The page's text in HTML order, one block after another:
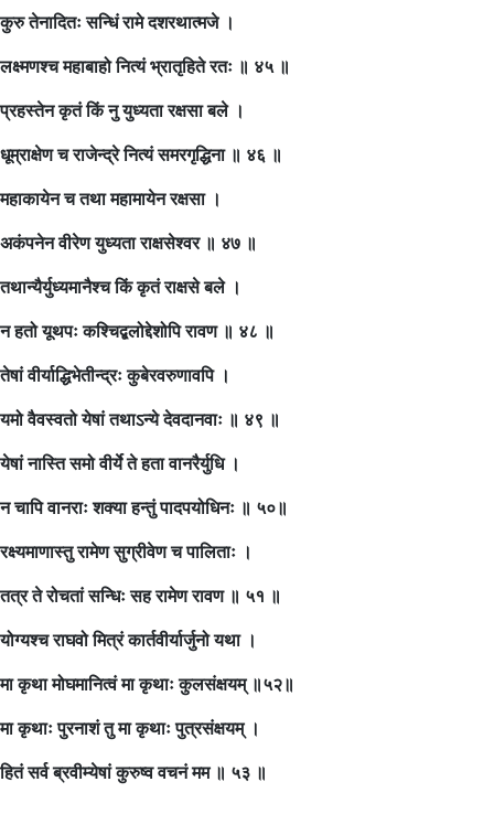
कुरु तेनादितः सन्धिं रामे दशरथात्मजे ।
लक्ष्मणश्च महाबाहो नित्यं भ्रातृहिते रतः ॥ ४५ ॥
प्रहस्तेन कृतं किं नु युध्यता रक्षसा बले ।
धूम्राक्षेण च राजेन्द्रे नित्यं समरगृद्धिना ॥ ४६ ॥
महाकायेन च तथा महामायेन रक्षसा ।
अकंपनेन वीरेण युध्यता राक्षसेश्वर ॥ ४७ ॥
तथान्यैर्युध्यमानैश्च किं कृतं राक्षसे बले ।
न हतो यूथपः कश्चिद्बलोद्देशोपि रावण ॥ ४८ ॥
तेषां वीर्याद्धिभेतीन्द्रः कुबेरवरुणावपि ।
यमो वैवस्वतो येषां तथाऽन्ये देवदानवाः ॥ ४९ ॥
येषां नास्ति समो वीर्ये ते हता वानरैर्युधि ।
न चापि वानराः शक्या हन्तुं पादपयोधिनः ॥ ५०॥
रक्ष्यमाणास्तु रामेण सुग्रीवेण च पालिताः ।
तत्र ते रोचतां सन्धिः सह रामेण रावण ॥ ५१ ॥
योग्यश्च राघवो मित्रं कार्तवीर्यार्जुनो यथा ।
मा कृथा मोघमानित्वं मा कृथाः कुलसंक्षयम् ॥५२॥
मा कृथाः पुरनाशं तु मा कृथाः पुत्रसंक्षयम् ।
हितं सर्व ब्रवीम्येषां कुरुष्व वचनं मम ॥ ५३ ॥